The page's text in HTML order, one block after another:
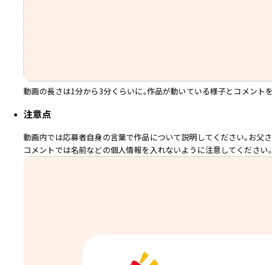
動画の長さは1分から3分くらいに。作品が動いている様子とコメント
注意点
動画内では応募者自身の言葉で作品について説明してください。お父
コメントでは名前などの個人情報を入れないように注意してください